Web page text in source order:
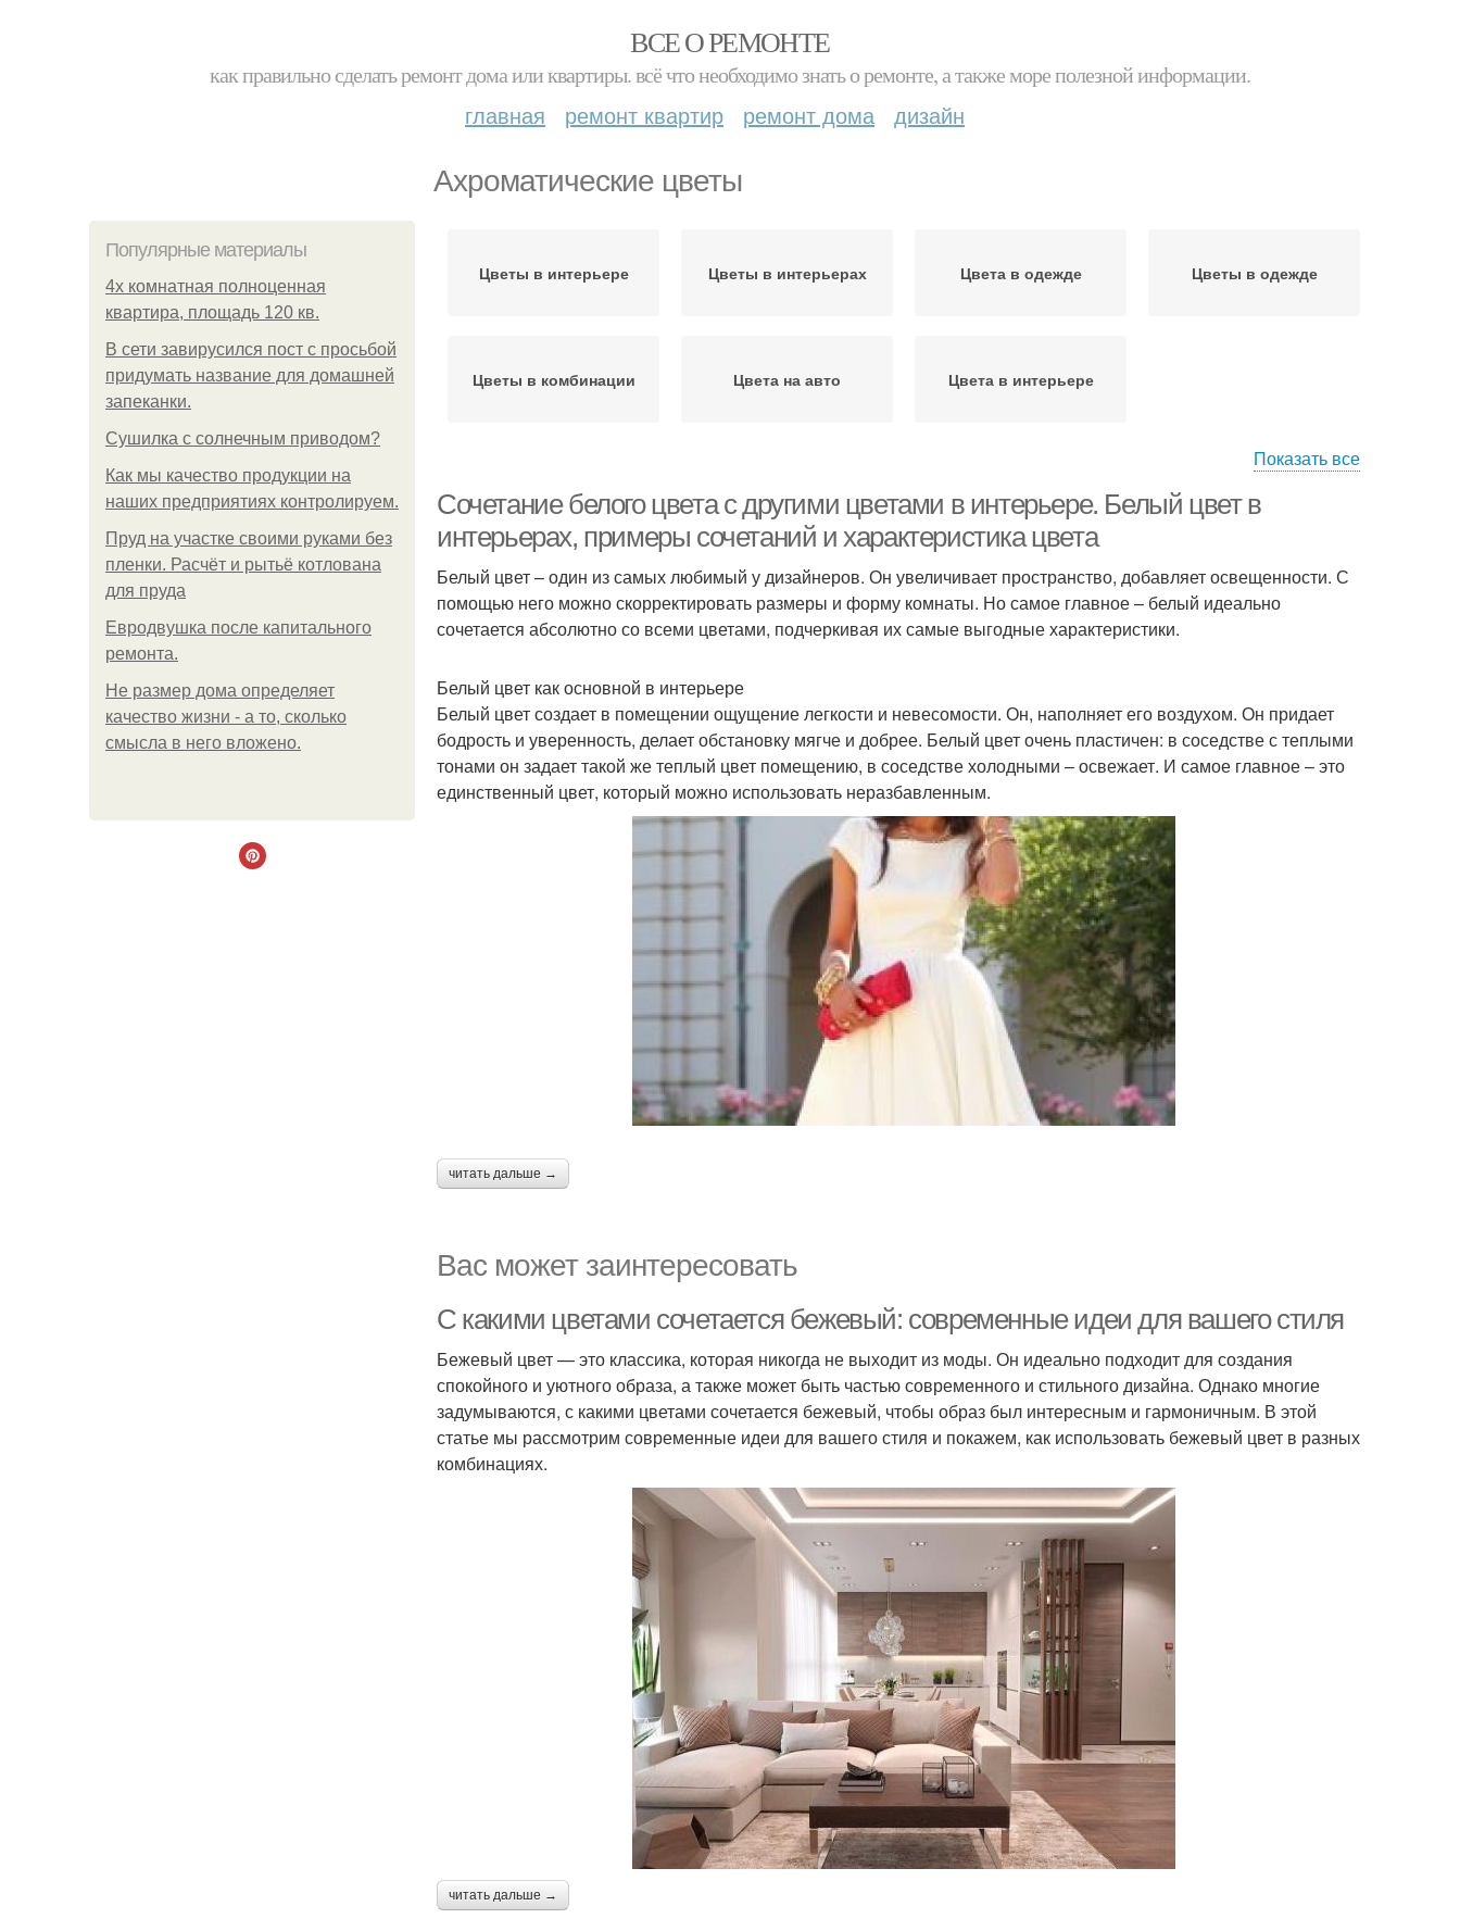
ВСЕ О РЕМОНТЕ
как правильно сделать ремонт дома или квартиры. всё что необходимо знать о ремонте, а также море полезной информации.
главная ремонт квартир ремонт дома дизайн
Ахроматические цветы
Популярные материалы
4x комнатная полноценная
квартира, площадь 120 кв.
В сети завирусился пост с просьбой
придумать название для домашней
запеканки.
Сушилка с солнечным приводом?
Как мы качество продукции на
наших предприятиях контролируем.
Пруд на участке своими руками без
пленки. Расчёт и рытьё котлована
для пруда
Евродвушка после капитального
ремонта.
Не размер дома определяет
качество жизни - а то, сколько
смысла в него вложено.
Цветы в интерьере Цветы в интерьерах Цвета в одежде Цветы в одежде
Цветы в комбинации Цвета на авто Цвета в интерьере
Показать все
Сочетание белого цвета с другими цветами в интерьере. Белый цвет в
интерьерах, примеры сочетаний и характеристика цвета
Белый цвет – один из самых любимый у дизайнеров. Он увеличивает пространство, добавляет освещенности. С
помощью него можно скорректировать размеры и форму комнаты. Но самое главное – белый идеально
сочетается абсолютно со всеми цветами, подчеркивая их самые выгодные характеристики.
Белый цвет как основной в интерьере
Белый цвет создает в помещении ощущение легкости и невесомости. Он, наполняет его воздухом. Он придает
бодрость и уверенность, делает обстановку мягче и добрее. Белый цвет очень пластичен: в соседстве с теплыми
тонами он задает такой же теплый цвет помещению, в соседстве холодными – освежает. И самое главное – это
единственный цвет, который можно использовать неразбавленным.
читать дальше →
Вас может заинтересовать
С какими цветами сочетается бежевый: современные идеи для вашего стиля
Бежевый цвет — это классика, которая никогда не выходит из моды. Он идеально подходит для создания
спокойного и уютного образа, а также может быть частью современного и стильного дизайна. Однако многие
задумываются, с какими цветами сочетается бежевый, чтобы образ был интересным и гармоничным. В этой
статье мы рассмотрим современные идеи для вашего стиля и покажем, как использовать бежевый цвет в разных
комбинациях.
читать дальше →